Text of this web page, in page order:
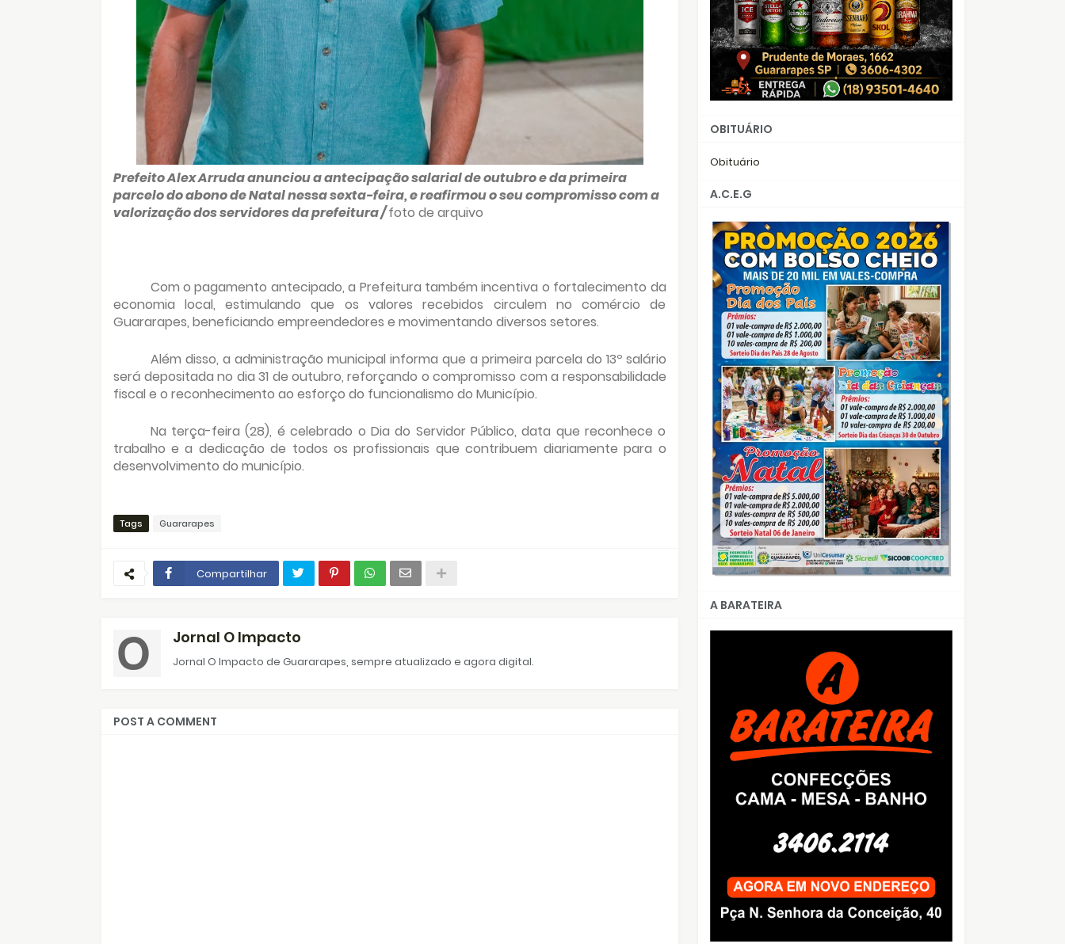
Prefeito Alex Arruda anunciou a antecipação salarial de outubro e da primeira
parcelo do abono de Natal nessa sexta-feira, e reafirmou o seu compromisso com a
valorização dos servidores da prefeitura /foto de arquivo
Com o pagamento antecipado, a Prefeitura também incentiva o fortalecimento da
economia local, estimulando que os valores recebidos circulem no comércio de
Guararapes, beneficiando empreendedores e movimentando diversos setores.
Além disso, a administração municipal informa que a primeira parcela do 13º salário
será depositada no dia 31 de outubro, reforçando o compromisso com a responsabilidade
fiscal e o reconhecimento ao esforço do funcionalismo do Município.
Na terça-feira (28), é celebrado o Dia do Servidor Público, data que reconhece o
trabalho e a dedicação de todos os profissionais que contribuem diariamente para o
desenvolvimento do município.
Tags Guararapes
Compartilhar
Jornal O Impacto
Jornal O Impacto de Guararapes, sempre atualizado e agora digital.
POST A COMMENT
OBITUÁRIO
Obituário
A.C.E.G
A BARATEIRA